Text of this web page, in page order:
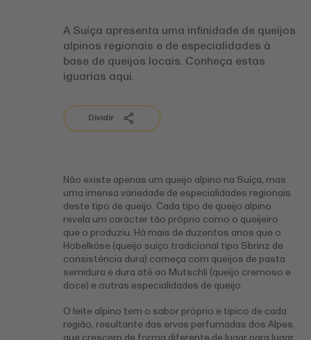
A Suíça apresenta uma infinidade de queijos
alpinos regionais e de especialidades à
base de queijos locais. Conheça estas
iguarias aqui.
Dividir
Não existe apenas um queijo alpino na Suíça, mas
uma imensa variedade de especialidades regionais
deste tipo de queijo. Cada tipo de queijo alpino
revela um carácter tão próprio como o queijeiro
que o produziu. Há mais de duzentos anos que o
Hobelkäse (queijo suíço tradicional tipo Sbrinz de
consistência dura) começa com queijos de pasta
semidura e dura até ao Mutschli (queijo cremoso e
doce) e outras especialidades de queijo.
O leite alpino tem o sabor próprio e típico de cada
região, resultante das ervas perfumadas dos Alpes,
que crescem de forma diferente de lugar para lugar.